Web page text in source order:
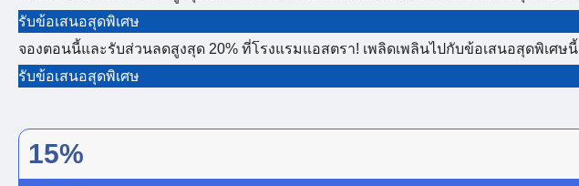
รับข้อเสนอสุดพิเศษ
จองตอนนี้และรับส่วนลดสูงสุด 20% ที่โรงแรมแอสตรา! เพลิดเพลินไปกับข้อเสนอสุดพิเศษนี้
รับข้อเสนอสุดพิเศษ
15%